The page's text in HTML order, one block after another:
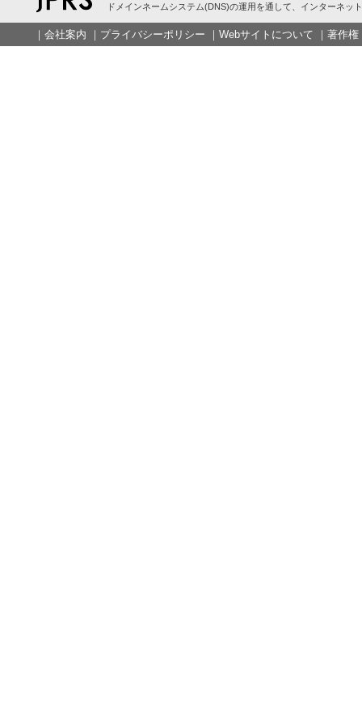
ドメインネームシステム(DNS)の運用を通して、インターネッ
｜ 会社案内 ｜ プライバシーポリシー ｜ Webサイトについて ｜ 著作権